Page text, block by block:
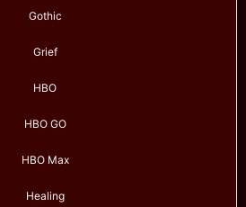
Gothic
Grief
HBO
HBO GO
HBO Max
Healing